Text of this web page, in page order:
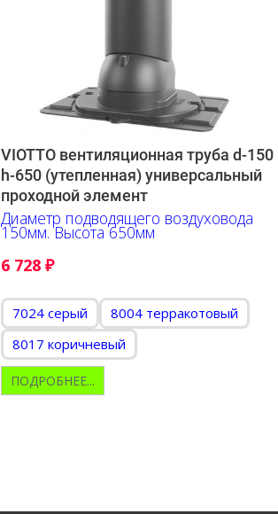
VIOTTO вентиляционная труба d-150
h-650 (утепленная) универсальный
проходной элемент
Диаметр подводящего воздуховода
150мм. Высота 650мм
6 728₽
7024 серый
8004 терракотовый
8017 коричневый
ПОДРОБНЕЕ...